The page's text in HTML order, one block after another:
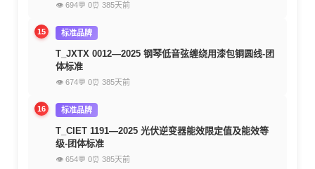
👁 694💬 0⏰ 385天前
15 标准品牌
T_JXTX 0012—2025 钢琴低音弦缠绕用漆包铜圆线-团
体标准
👁 674💬 0⏰ 385天前
16 标准品牌
T_CIET 1191—2025 光伏逆变器能效限定值及能效等
级-团体标准
👁 654💬 0⏰ 385天前